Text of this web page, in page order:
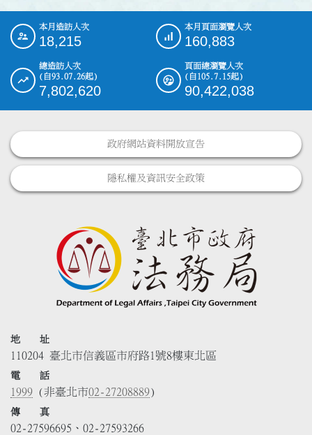
::: 本月造訪人次
18,215
本月頁面瀏覽人次
160,883
總造訪人次
(自93.07.26起)
7,802,620
頁面總瀏覽人次
(自105.7.15起)
90,422,038
政府網站資料開放宣告
隱私權及資訊安全政策
地 址
110204 臺北市信義區市府路1號8樓東北區
電 話
1999 (非臺北市02-27208889)
傳 真
02-27596695、02-27593266